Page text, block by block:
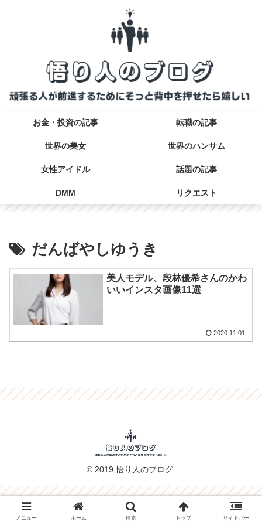
お金・投資の記事 転職の記事
世界の美女 世界のハンサム
女性アイドル 話題の記事
DMM リクエスト
だんばやしゆうき
美人モデル、段林優希さんのかわ
いいインスタ画像11選
2020.11.01
© 2019 悟り人のブログ.
メニュー ホーム 検索 トップ サイドバー